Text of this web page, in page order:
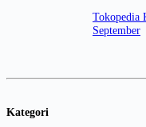
Tokopedia
September
Kategori